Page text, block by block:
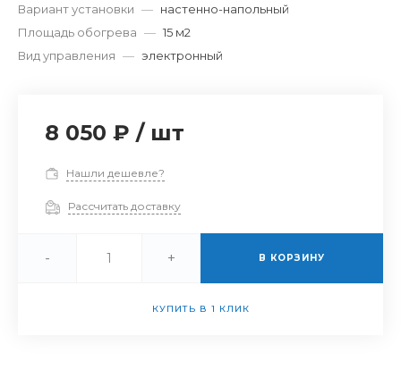
Вариант установки — настенно-напольный
Площадь обогрева — 15 м2
Вид управления — электронный
8 050 ₽ / шт
Нашли дешевле?
Рассчитать доставку
- + В КОРЗИНУ
КУПИТЬ В 1 КЛИК